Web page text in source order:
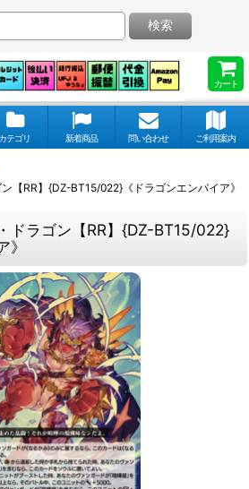
カート
検索
カテゴリ 新着商品 問い合わせ ご利用案内
【RR】{DZ-BT15/022}《ドラゴンエンパイア》
ドラゴン【RR】{DZ-BT15/022}
》